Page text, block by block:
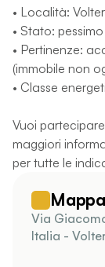
• Località:
• Stato:
• Pertinenze:
(immobile non
• Classe
Vuoi
maggiori
per tutte le
Mappa
Via
Italia -